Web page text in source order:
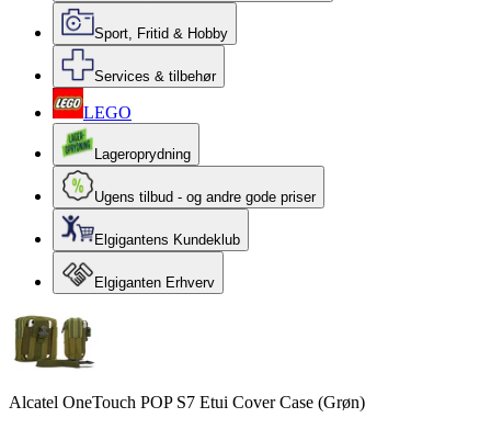
Sport, Fritid & Hobby
Services & tilbehør
LEGO
Lageroprydning
Ugens tilbud - og andre gode priser
Elgigantens Kundeklub
Elgiganten Erhverv
Alcatel OneTouch POP S7 Etui Cover Case (Grøn)